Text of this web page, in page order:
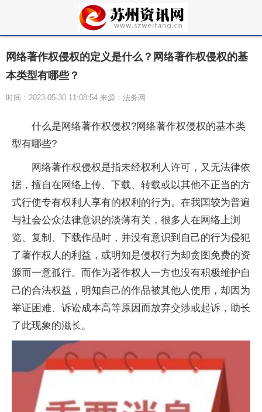
网络著作权侵权的定义是什么？网络著作权侵权的基
本类型有哪些？
时间：2023-05-30 11:08:54 来源：法务网
什么是网络著作权侵权?网络著作权侵权的基本类
型有哪些?
网络著作权侵权是指未经权利人许可，又无法律依
据，擅自在网络上传、下载、转载或以其他不正当的方
式行使专有权利人享有的权利的行为。在我国较为普遍
与社会公众法律意识的淡薄有关，很多人在网络上浏
览、复制、下载作品时，并没有意识到自己的行为侵犯
了著作权人的利益，或明知是侵权行为却贪图免费的资
源而一意孤行。而作为著作权人一方也没有积极维护自
己的合法权益，明知自己的作品被其他人使用，却因为
举证困难、诉讼成本高等原因而放弃交涉或起诉，助长
了此现象的滋长。